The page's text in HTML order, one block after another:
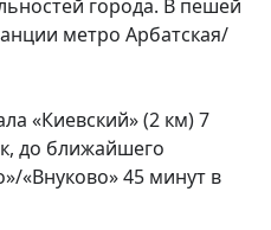
города. В пешей
метро Арбатская/
«Киевский» (2 км) 7
до ближайшего
«Внуково» 45 минут в